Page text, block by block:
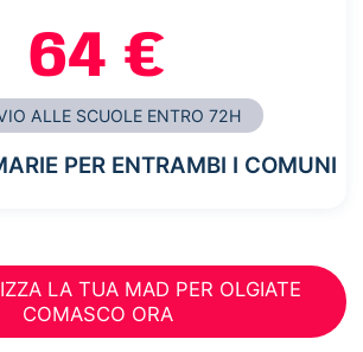
64 €
ALLE SCUOLE ENTRO 72H
PER ENTRAMBI I COMUNI
LA TUA MAD PER OLGIATE
COMASCO ORA